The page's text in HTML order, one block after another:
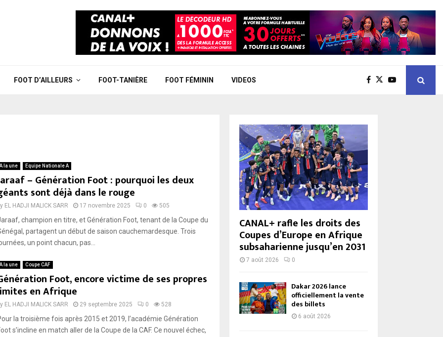
FOOT D’AILLEURS FOOT-TANIÈRE FOOT FÉMININ VIDEOS
A la une Equipe Nationale A
– Génération Foot : pourquoi les deux
sont déjà dans le rouge
EL HADJI MALICK SARR 17 novembre 2025 0 505
champion en titre, et Génération Foot, tenant de la Coupe du
partagent un début de saison cauchemardesque. Trois
un point chacun, pas...
A la une Coupe CAF
Foot, encore victime de ses propres
en Afrique
EL HADJI MALICK SARR 29 septembre 2025 0 528
la troisième fois après 2015 et 2019, l’académie Génération
s’incline en match aller de la Coupe de la CAF. Ce nouvel échec,
CANAL+ rafle les droits des
Coupes d’Europe en Afrique
subsaharienne jusqu’en 2031
7 août 2026 0
Dakar 2026 lance
officiellement la vente
des billets
6 août 2026